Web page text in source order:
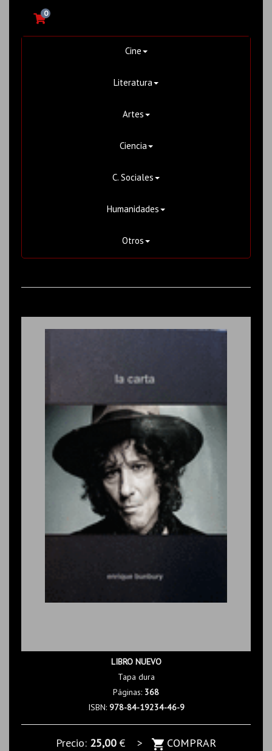
0
Cine
Literatura
Artes
Ciencia
C. Sociales
Humanidades
Otros
LIBRO NUEVO
Tapa dura
Páginas: 368
ISBN: 978-84-19234-46-9
Precio: 25,00€ > COMPRAR